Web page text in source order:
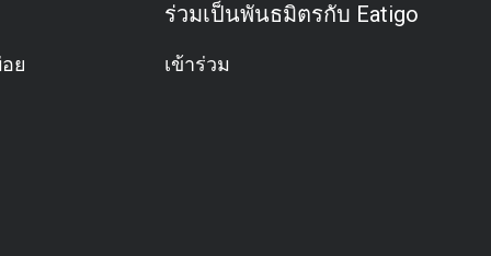
ย
ร่วมเป็นพันธมิตรกับ Eatigo
เข้าร่วม